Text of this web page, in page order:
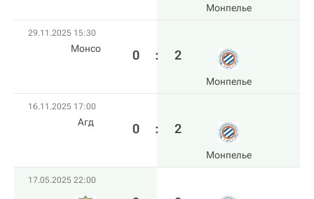
Монпелье
29.11.2025 15:30
Монсо 0 : 2
Монпелье
16.11.2025 17:00
Агд 0 : 2
Монпелье
17.05.2025 22:00